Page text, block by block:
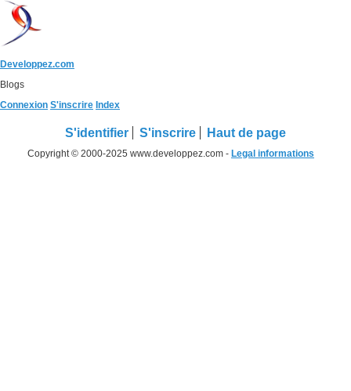
Developpez.com
Blogs
Connexion S'inscrire Index
S'identifier S'inscrire Haut de page
Copyright © 2000-2025 www.developpez.com - Legal informations